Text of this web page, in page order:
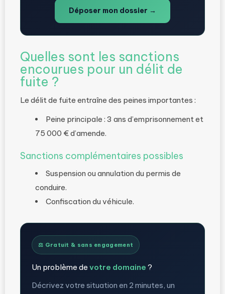
Déposer mon dossier →
Quelles sont les sanctions
encourues pour un délit de
fuite ?
Le délit de fuite entraîne des peines importantes :
Peine principale : 3 ans d’emprisonnement et
75 000 € d’amende.
Sanctions complémentaires possibles
Suspension ou annulation du permis de
conduire.
Confiscation du véhicule.
⚖️ Gratuit & sans engagement
Un problème de votre domaine ?
Décrivez votre situation en 2 minutes, un